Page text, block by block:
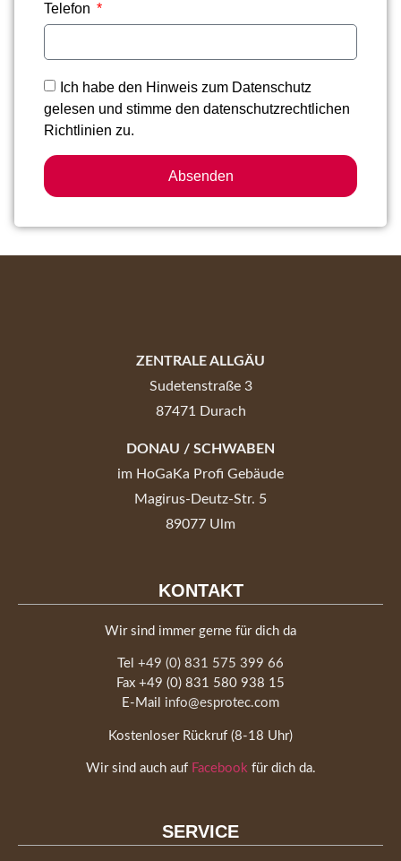
Telefon
Ich habe den Hinweis zum Datenschutz
gelesen und stimme den datenschutzrechtlichen
Richtlinien zu.
Absenden
ZENTRALE ALLGÄU
Sudetenstraße 3
87471 Durach
DONAU / SCHWABEN
im HoGaKa Profi Gebäude
Magirus-Deutz-Str. 5
89077 Ulm
KONTAKT
Wir sind immer gerne für dich da
Tel +49 (0) 831 575 399 66
Fax +49 (0) 831 580 938 15
E-Mail
info@esprotec.com
Kostenloser Rückruf (8-18 Uhr)
Wir sind auch auf Facebook für dich da.
SERVICE